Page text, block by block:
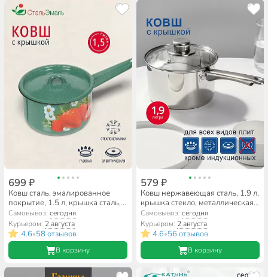
699 ₽
Ковш сталь, эмалированное
покрытие, 1.5 л, крышка сталь,
стальная ручка, с крышкой,
СтальЭмаль, 1с43с, в
ассортименте
Самовывоз:сегодня
Курьером: 2 августа
4.6•58 отзывов
В корзину
579 ₽
Ковш нержавеющая сталь, 1.9 л,
крышка стекло, металлическая
ручка, DNN3, SD-A17-16S
Самовывоз: сегодня
Курьером: 2 августа
4.6•56 отзывов
В корзину